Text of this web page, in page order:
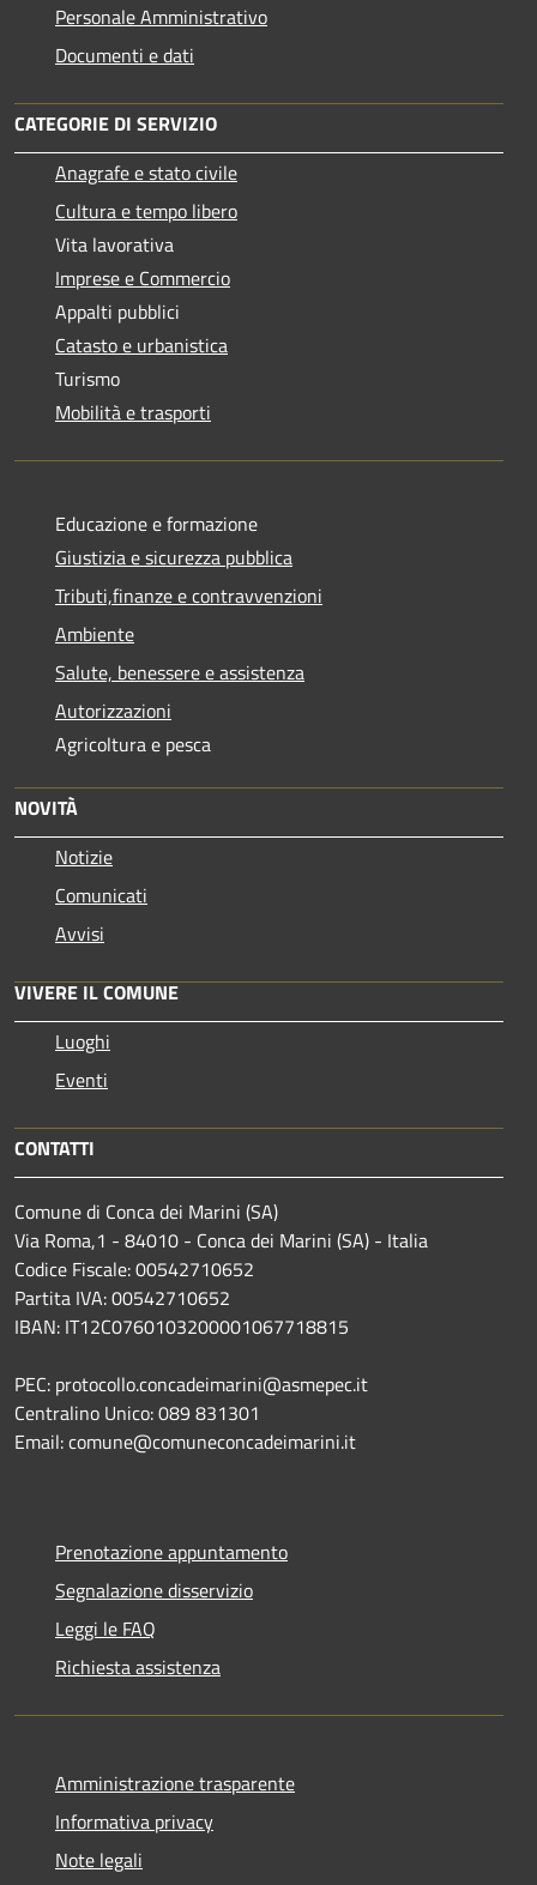
Personale Amministrativo
Documenti e dati
CATEGORIE DI SERVIZIO
Anagrafe e stato civile
Cultura e tempo libero
Vita lavorativa
Imprese e Commercio
Appalti pubblici
Catasto e urbanistica
Turismo
Mobilità e trasporti
Educazione e formazione
Giustizia e sicurezza pubblica
Tributi,finanze e contravvenzioni
Ambiente
Salute, benessere e assistenza
Autorizzazioni
Agricoltura e pesca
NOVITÀ
Notizie
Comunicati
Avvisi
VIVERE IL COMUNE
Luoghi
Eventi
CONTATTI
Comune di Conca dei Marini (SA)
Via Roma,1 - 84010 - Conca dei Marini (SA) - Italia
Codice Fiscale: 00542710652
Partita IVA: 00542710652
IBAN: IT12C0760103200001067718815
PEC: protocollo.concadeimarini@asmepec.it
Centralino Unico: 089 831301
Email: comune@comuneconcadeimarini.it
Prenotazione appuntamento
Segnalazione disservizio
Leggi le FAQ
Richiesta assistenza
Amministrazione trasparente
Informativa privacy
Note legali